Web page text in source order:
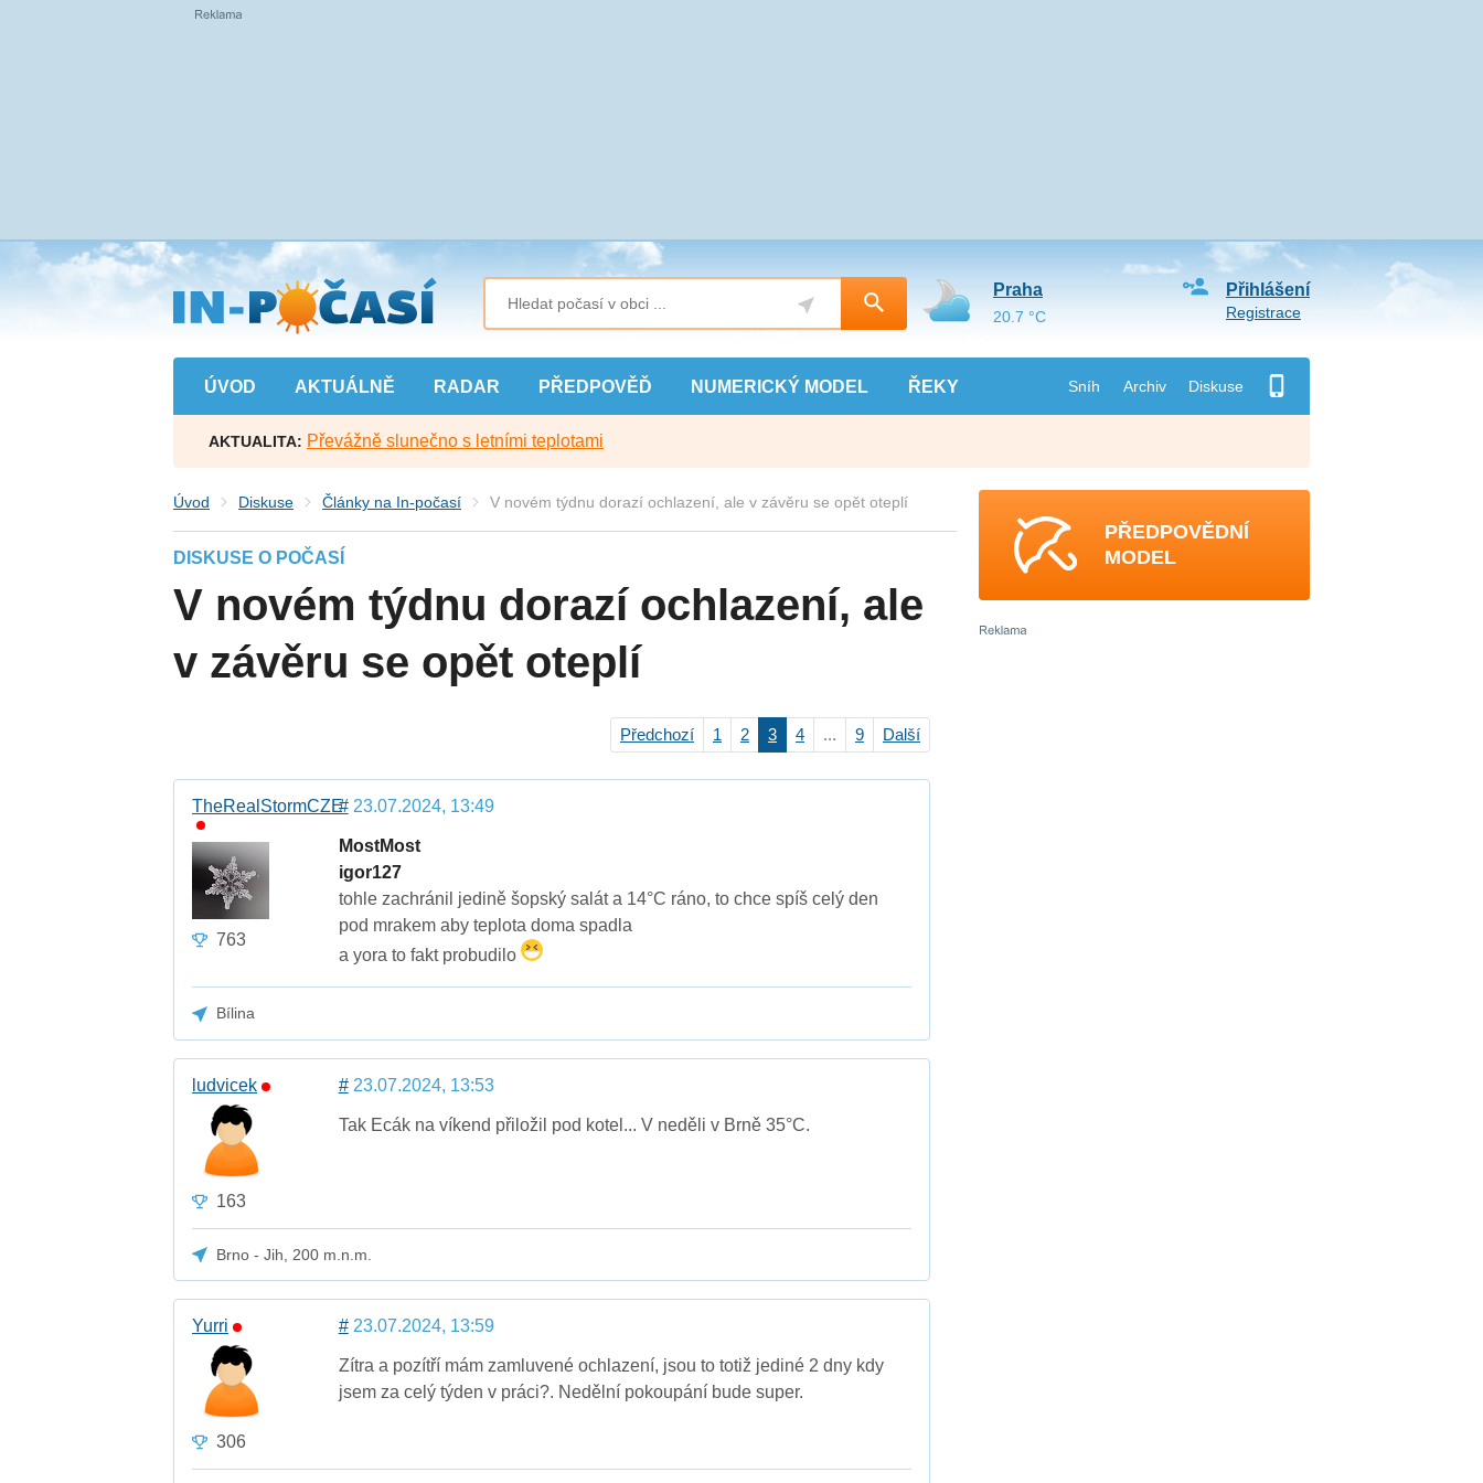
Přejít
na
hlavní
obsah
ÚVOD AKTUÁLNĚ RADAR PŘEDPOVĚĎ NUMERICKÝ MODEL ŘEKY Sníh Archiv Diskuse
Přihlášení
Registrace
Praha
20.7 °C
AKTUALITA: Převážně slunečno s letními teplotami
Úvod Diskuse Články na In-počasí V novém týdnu dorazí ochlazení, ale v závěru se opět oteplí
DISKUSE O POČASÍ
V novém týdnu dorazí ochlazení, ale
v závěru se opět oteplí
Předchozí 1 2 3 4 ... 9 Další
TheRealStormCZE
763
#23.07.2024, 13:49
MostMost
igor127
tohle zachránil jedině šopský salát a 14°C ráno, to chce spíš celý den
pod mrakem aby teplota doma spadla
a yora to fakt probudilo
Bílina
ludvicek
163
#23.07.2024, 13:53
Tak Ecák na víkend přiložil pod kotel... V neděli v Brně 35°C.
Brno - Jih, 200 m.n.m.
Yurri
306
#23.07.2024, 13:59
Zítra a pozítří mám zamluvené ochlazení, jsou to totiž jediné 2 dny kdy
jsem za celý týden v práci?. Nedělní pokoupání bude super.
PŘEDPOVĚDNÍ
MODEL